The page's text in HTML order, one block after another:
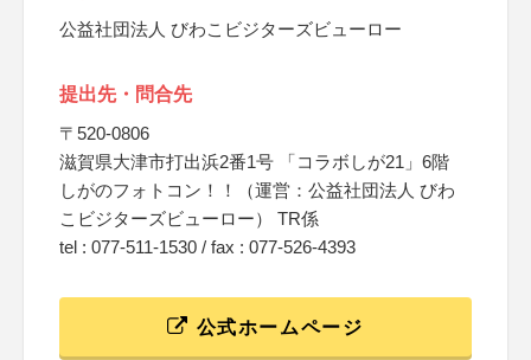
公益社団法人 びわこビジターズビューロー
提出先・問合先
〒520-0806
滋賀県大津市打出浜2番1号 「コラボしが21」6階
しがのフォトコン！！（運営：公益社団法人 びわ
こビジターズビューロー） TR係
tel : 077-511-1530 / fax : 077-526-4393
公式ホームページ